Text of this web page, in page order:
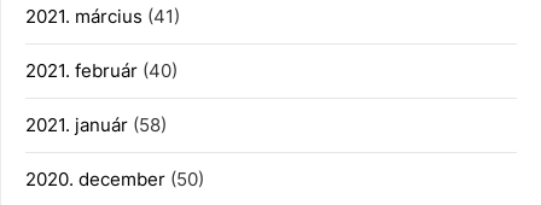
2021. március (41)
2021. február (40)
2021. január (58)
2020. december (50)